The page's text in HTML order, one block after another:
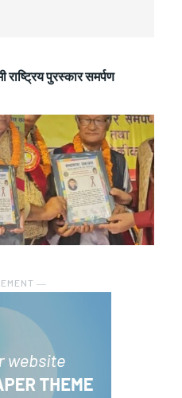
राष्ट्रिय पुरस्कार समर्पण
―